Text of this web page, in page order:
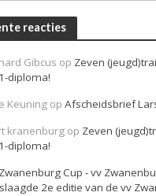
reacties
Gibcus op Zeven
diploma!
Keuningop Afscheidsbrief
kranenburgop Zeven
diploma!
Cup - vv
2e editie van de vv